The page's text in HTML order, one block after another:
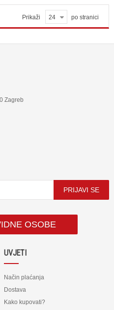
Prikaži 24 po stranici
Zagreb
PRIJAVI SE
OSOBE
UVJETI
Način plaćanja
Dostava
Kako kupovati?